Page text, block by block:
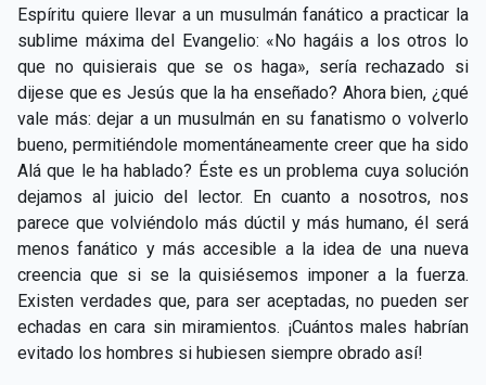
Espíritu quiere llevar a un musulmán fanático a practicar la
sublime máxima del Evangelio: «No hagáis a los otros lo
que no quisierais que se os haga», sería rechazado si
dijese que es Jesús que la ha enseñado? Ahora bien, ¿qué
vale más: dejar a un musulmán en su fanatismo o volverlo
bueno, permitiéndole momentáneamente creer que ha sido
Alá que le ha hablado? Éste es un problema cuya solución
dejamos al juicio del lector. En cuanto a nosotros, nos
parece que volviéndolo más dúctil y más humano, él será
menos fanático y más accesible a la idea de una nueva
creencia que si se la quisiésemos imponer a la fuerza.
Existen verdades que, para ser aceptadas, no pueden ser
echadas en cara sin miramientos. ¡Cuántos males habrían
evitado los hombres si hubiesen siempre obrado así!